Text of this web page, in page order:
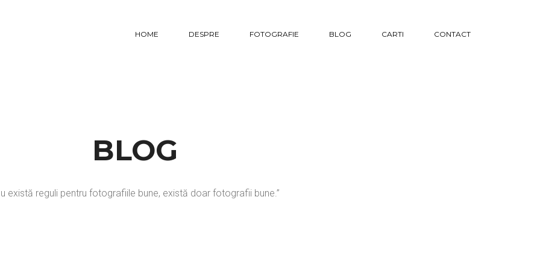
HOME DESPRE FOTOGRAFIE BLOG CARTI CONTACT
BLOG
există reguli pentru fotografiile bune, există doar fotografii bune.”